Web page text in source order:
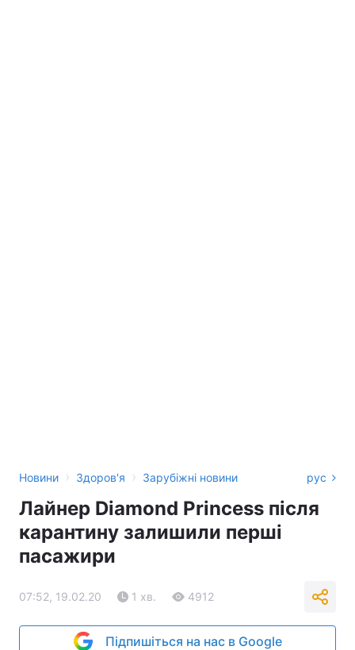
Новини › Здоров'я › Зарубіжні новини рус
Лайнер Diamond Princess після
карантину залишили перші
пасажири
07:52, 19.02.20 1 хв. 4912
Підпишіться на нас в Google